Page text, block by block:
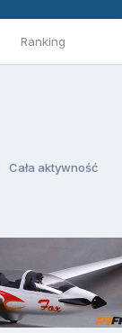
Ranking
Cała aktywność